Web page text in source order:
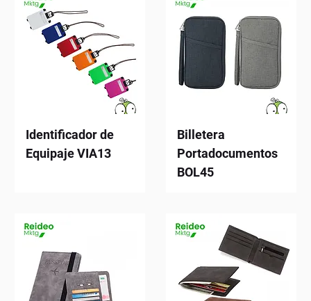
Identificador de
Equipaje VIA13
Billetera
Portadocumentos
BOL45